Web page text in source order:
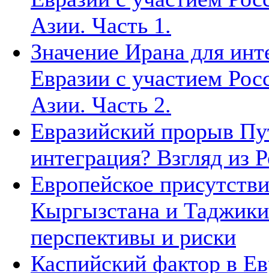
Азии. Часть 1.
Значение Ирана для
Евразии с участием
Азии. Часть 2.
Евразийский прорыв
интеграция? Взгляд из
Европейское
Кыргызстана и
перспективы и риски
Каспийский фактор в